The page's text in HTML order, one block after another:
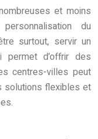
et moins
du
surtout, servir un
permet d’offrir des
centres-villes peut
solutions flexibles et